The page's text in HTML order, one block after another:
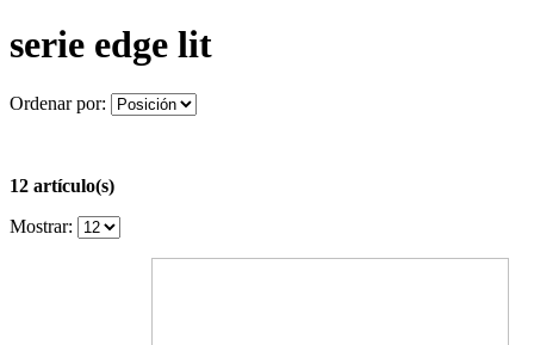
serie edge lit
Ordenar por:
12 artículo(s)
Mostrar: